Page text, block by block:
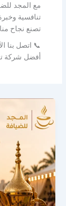
مع المجد
تنافسية
تصنع نجاح
📞 اتصل بنا
أفضل شركة